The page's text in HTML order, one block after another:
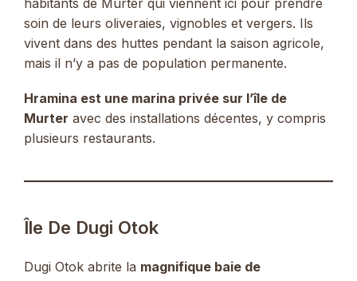
habitants de Murter qui viennent ici pour prendre
soin de leurs oliveraies, vignobles et vergers. Ils
vivent dans des huttes pendant la saison agricole,
mais il n’y a pas de population permanente.
Hramina est une marina privée sur l’île de
Murter avec des installations décentes, y compris
plusieurs restaurants.
Île De Dugi Otok
Dugi Otok abrite la magnifique baie de